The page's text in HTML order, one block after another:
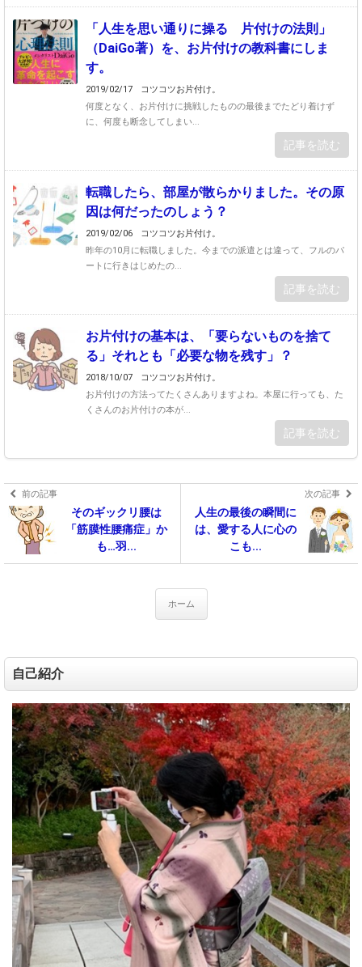
「人生を思い通りに操る 片付けの法則」
（DaiGo著）を、お片付けの教科書にしま
す。
2019/02/17
コツコツお片付け。
何度となく、お片付けに挑戦したものの最後までたどり着けず
に、何度も断念してしまい...
記事を読む
転職したら、部屋が散らかりました。その原
因は何だったのしょう？
2019/02/06
コツコツお片付け。
昨年の10月に転職しました。今までの派遣とは違って、フルのパ
ートに行きはじめたの...
記事を読む
お片付けの基本は、「要らないものを捨て
る」それとも「必要な物を残す」？
2018/10/07
コツコツお片付け。
お片付けの方法ってたくさんありますよね。本屋に行っても、た
くさんのお片付けの本が...
記事を読む
前の記事
そのギックリ腰は
「筋膜性腰痛症」か
も…羽...
次の記事
人生の最後の瞬間に
は、愛する人に心の
こも...
ホーム
自己紹介